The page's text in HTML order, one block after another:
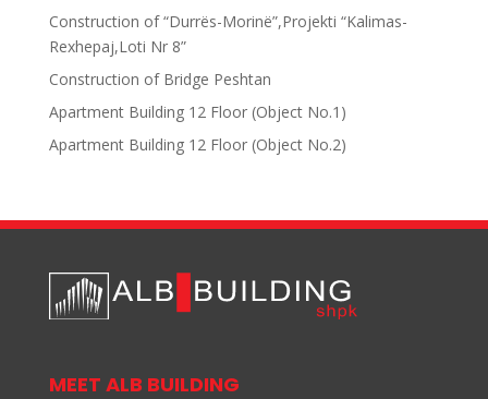
Construction of “Durrës-Morinë”,Projekti “Kalimas-
Rexhepaj,Loti Nr 8”
Construction of Bridge Peshtan
Apartment Building 12 Floor (Object No.1)
Apartment Building 12 Floor (Object No.2)
MEET ALB BUILDING